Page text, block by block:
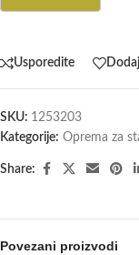
Usporedite
SKU: 1253203
Kategorije: Oprema za
Share:
Povezani proizvodi